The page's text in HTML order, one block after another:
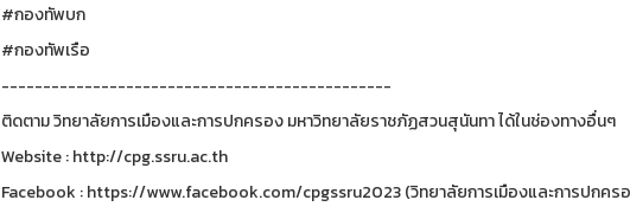
#กองทัพบก
#กองทัพเรือ
-----------------------------------------------
ติดตาม วิทยาลัยการเมืองและการปกครอง มหาวิทยาลัยราชภัฏสวนสุนันทา ได้ในช่องทางอื่นๆ
Website : http://cpg.ssru.ac.th
Facebook : https://www.facebook.com/cpgssru2023 (วิทยาลัยการเมืองและการปกคร